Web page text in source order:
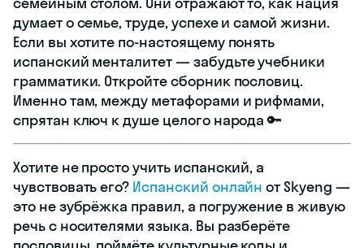
думает о семье, труде, успехе и самой жизни.
Если вы хотите по-настоящему понять
испанский менталитет — забудьте учебники
грамматики. Откройте сборник пословиц.
Именно там, между метафорами и рифмами,
спрятан ключ к душе целого народа 🔑
Хотите не просто учить испанский, а
чувствовать его? Испанский онлайн от Skyeng —
это не зубрёжка правил, а погружение в живую
речь с носителями языка. Вы разберёте